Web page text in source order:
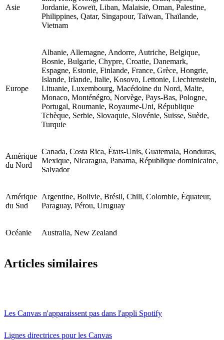
Asie
Jordanie, Koweït, Liban, Malaisie, Oman, Palestine,
Philippines, Qatar, Singapour, Taïwan, Thaïlande,
Vietnam
Europe
Albanie, Allemagne, Andorre, Autriche, Belgique,
Bosnie, Bulgarie, Chypre, Croatie, Danemark,
Espagne, Estonie, Finlande, France, Grèce, Hongrie,
Islande, Irlande, Italie, Kosovo, Lettonie, Liechtenstein,
Lituanie, Luxembourg, Macédoine du Nord, Malte,
Monaco, Monténégro, Norvège, Pays-Bas, Pologne,
Portugal, Roumanie, Royaume-Uni, République
Tchèque, Serbie, Slovaquie, Slovénie, Suisse, Suède,
Turquie
Amérique
du Nord
Canada, Costa Rica, États-Unis, Guatemala, Honduras,
Mexique, Nicaragua, Panama, République dominicaine,
Salvador
Amérique
du Sud
Argentine, Bolivie, Brésil, Chili, Colombie, Équateur,
Paraguay, Pérou, Uruguay
Océanie Australia, New Zealand
Articles similaires
Les Canvas n'apparaissent pas dans l'appli Spotify
Lignes directrices pour les Canvas